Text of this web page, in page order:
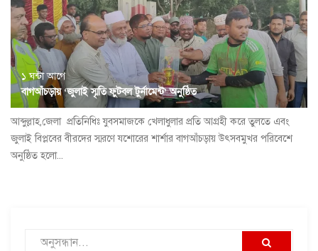
১ ঘন্টা আগে
বাগআঁচড়ায় ‘জুলাই স্মৃতি ফুটবল টুর্নামেন্ট’ অনুষ্ঠিত
আব্দুল্লাহ,জেলা প্রতিনিধিঃ যুবসমাজকে খেলাধুলার প্রতি আগ্রহী করে তুলতে এবং
জুলাই বিপ্লবের বীরদের স্মরণে যশোরের শার্শার বাগআঁচড়ায় উৎসবমুখর পরিবেশে
অনুষ্ঠিত হলো...